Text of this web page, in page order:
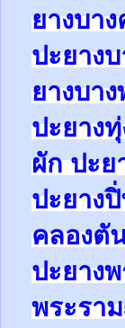
ยางบา
ปะยาง
ยางบา
ปะยาง
ผักปะย
ปะยาง
คลองตั
ปะยาง
พระรา